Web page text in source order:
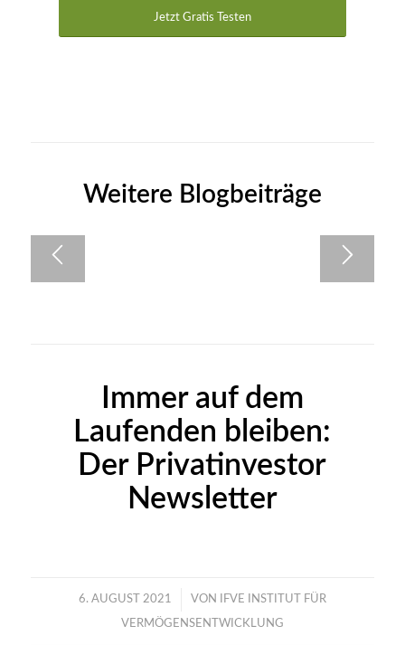
Jetzt Gratis Testen
Weitere Blogbeiträge
Immer auf dem
Laufenden bleiben:
Der Privatinvestor
Newsletter
6. AUGUST 2021
/ VON IFVE INSTITUT FÜR
VERMÖGENSENTWICKLUNG